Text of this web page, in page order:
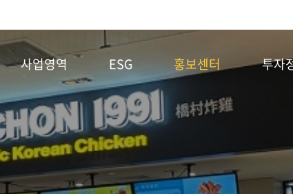
사업영역 ESG 홍보센터 투자